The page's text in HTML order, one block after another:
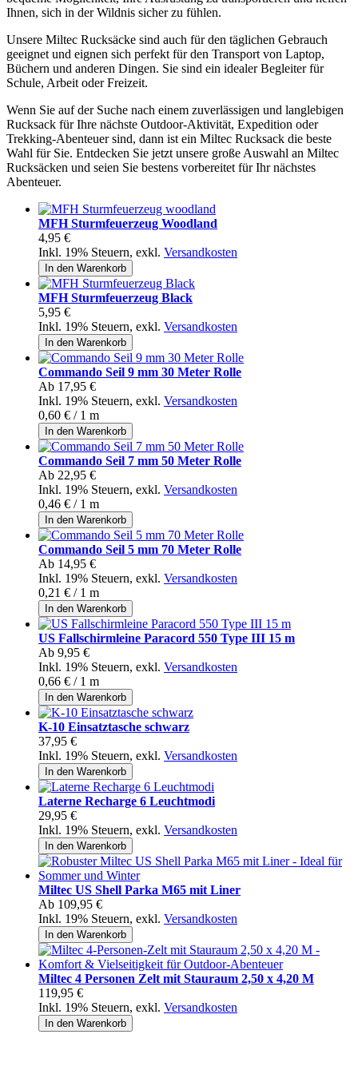
Ihnen, sich in der Wildnis sicher zu fühlen.
Unsere Miltec Rucksäcke sind auch für den täglichen Gebrauch
geeignet und eignen sich perfekt für den Transport von Laptop,
Büchern und anderen Dingen. Sie sind ein idealer Begleiter für
Schule, Arbeit oder Freizeit.
Wenn Sie auf der Suche nach einem zuverlässigen und langlebigen
Rucksack für Ihre nächste Outdoor-Aktivität, Expedition oder
Trekking-Abenteuer sind, dann ist ein Miltec Rucksack die beste
Wahl für Sie. Entdecken Sie jetzt unsere große Auswahl an Miltec
Rucksäcken und seien Sie bestens vorbereitet für Ihr nächstes
Abenteuer.
MFH Sturmfeuerzeug Woodland
4,95 €
Inkl. 19% Steuern, exkl. Versandkosten
In den Warenkorb
MFH Sturmfeuerzeug Black
5,95 €
Inkl. 19% Steuern, exkl. Versandkosten
In den Warenkorb
Commando Seil 9 mm 30 Meter Rolle
Ab 17,95 €
Inkl. 19% Steuern, exkl. Versandkosten
0,60 € / 1 m
In den Warenkorb
Commando Seil 7 mm 50 Meter Rolle
Ab 22,95 €
Inkl. 19% Steuern, exkl. Versandkosten
0,46 € / 1 m
In den Warenkorb
Commando Seil 5 mm 70 Meter Rolle
Ab 14,95 €
Inkl. 19% Steuern, exkl. Versandkosten
0,21 € / 1 m
In den Warenkorb
US Fallschirmleine Paracord 550 Type III 15 m
Ab 9,95 €
Inkl. 19% Steuern, exkl. Versandkosten
0,66 € / 1 m
In den Warenkorb
K-10 Einsatztasche schwarz
37,95 €
Inkl. 19% Steuern, exkl. Versandkosten
In den Warenkorb
Laterne Recharge 6 Leuchtmodi
29,95 €
Inkl. 19% Steuern, exkl. Versandkosten
In den Warenkorb
Miltec US Shell Parka M65 mit Liner
Ab 109,95 €
Inkl. 19% Steuern, exkl. Versandkosten
In den Warenkorb
Miltec 4 Personen Zelt mit Stauraum 2,50 x 4,20 M
119,95 €
Inkl. 19% Steuern, exkl. Versandkosten
In den Warenkorb